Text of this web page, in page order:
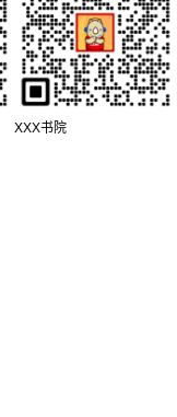
XXX书院